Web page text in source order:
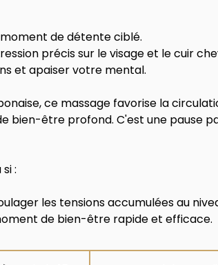
de détente ciblé.
précis sur le visage et le cuir
et apaiser votre mental.
ce massage favorise la
bien-être profond. C'est une pause
:
les tensions accumulées au
de bien-être rapide et efficace.